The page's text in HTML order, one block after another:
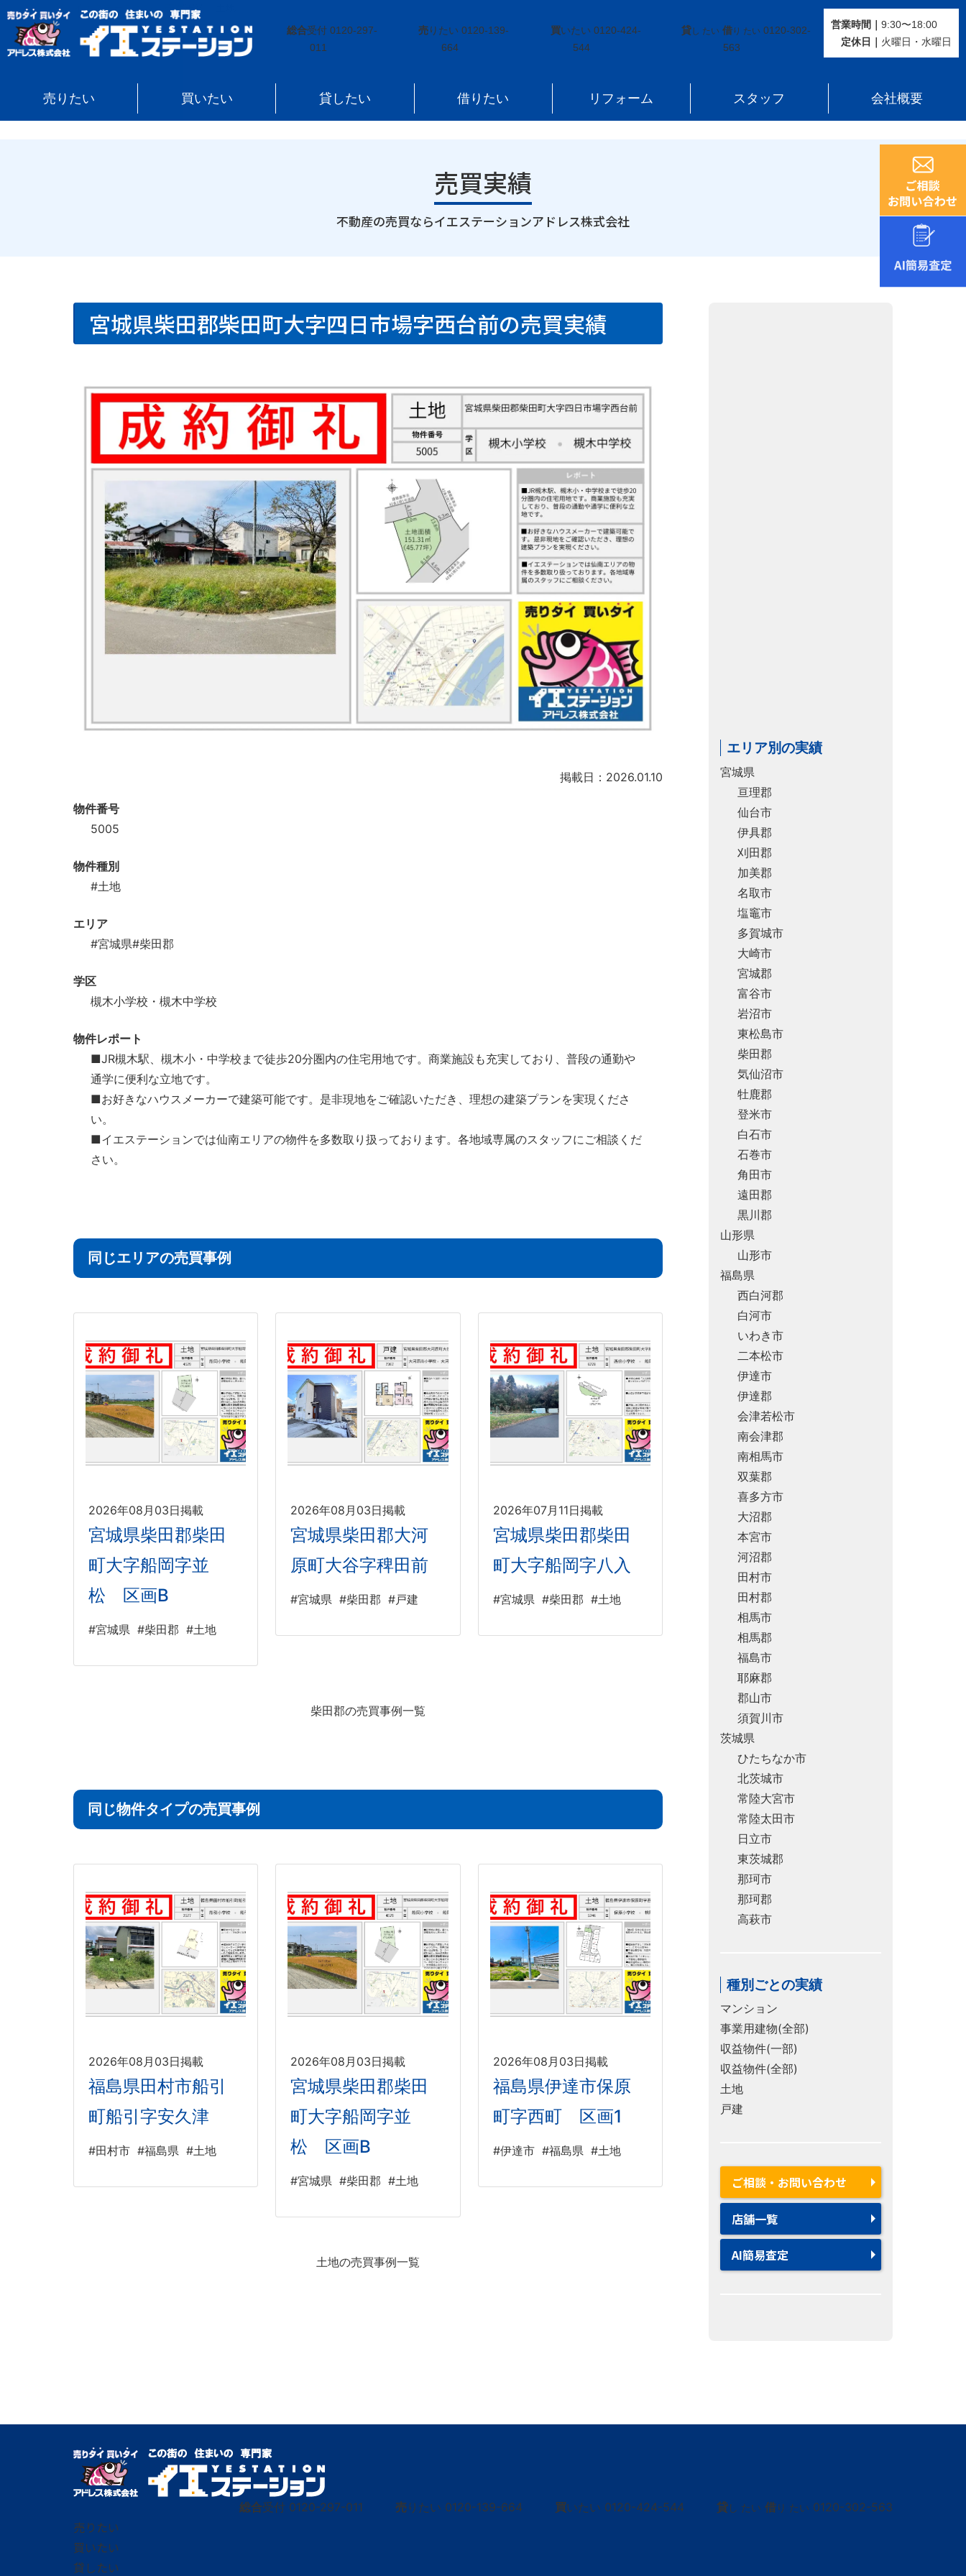
総合受付 0120-297-
011
売りたい 0120-139-
664
買いたい 0120-424-
544
貸し たい 借り たい 0120-302-
563
営業時間｜ 9:30〜18:00
定休⽇｜ 火曜⽇・水曜⽇
売りたい 買いたい 貸したい 借りたい リフォーム スタッフ 会社概要
イエステーション » 売買実績
売買実績
｜
不動産の売買ならイエステーションアドレス株式会社
宮城県柴田郡柴田町大字四日市場字西台前の売買実績
掲載日：2026.01.10
物件番号
5005
物件種別
#土地
エリア
#宮城県#柴田郡
学区
槻木小学校・槻木中学校
物件レポート
■JR槻木駅、槻木小・中学校まで徒歩20分圏内の住宅用地です。商業施設も充実しており、普段の通勤や
通学に便利な立地です。
■お好きなハウスメーカーで建築可能です。是非現地をご確認いただき、理想の建築プランを実現くださ
い。
■イエステーションでは仙南エリアの物件を多数取り扱っております。各地域専属のスタッフにご相談くだ
さい。
同じエリアの売買事例
2026年08月03日掲載
宮城県柴田郡柴田
町大字船岡字並
松 区画B
#宮城県 #柴田郡 #土地
2026年08月03日掲載
宮城県柴田郡大河
原町大谷字稗田前
#宮城県 #柴田郡 #戸建
2026年07月11日掲載
宮城県柴田郡柴田
町大字船岡字八入
#宮城県 #柴田郡 #土地
柴田郡の売買事例一覧
同じ物件タイプの売買事例
2026年08月03日掲載
福島県田村市船引
町船引字安久津
#田村市 #福島県 #土地
2026年08月03日掲載
宮城県柴田郡柴田
町大字船岡字並
松 区画B
#宮城県 #柴田郡 #土地
2026年08月03日掲載
福島県伊達市保原
町字西町 区画1
#伊達市 #福島県 #土地
土地の売買事例一覧
エリア別の実績
宮城県
亘理郡
仙台市
伊具郡
刈田郡
加美郡
名取市
塩竈市
多賀城市
大崎市
宮城郡
富谷市
岩沼市
東松島市
柴田郡
気仙沼市
牡鹿郡
登米市
白石市
石巻市
角田市
遠田郡
黒川郡
山形県
山形市
福島県
西白河郡
白河市
いわき市
二本松市
伊達市
伊達郡
会津若松市
南会津郡
南相馬市
双葉郡
喜多方市
大沼郡
本宮市
河沼郡
田村市
田村郡
相馬市
相馬郡
福島市
耶麻郡
郡山市
須賀川市
茨城県
ひたちなか市
北茨城市
常陸大宮市
常陸太田市
日立市
東茨城郡
那珂市
那珂郡
高萩市
種別ごとの実績
マンション
事業用建物(全部)
収益物件(一部)
収益物件(全部)
土地
戸建
ご相談・お問い合わせ
店舗一覧
AI簡易査定
総合受付 0120-297-011 売りたい 0120-139-664 買いたい 0120-424-544 貸し たい 借り たい 0120-302-563
売りたい
買いたい
貸したい